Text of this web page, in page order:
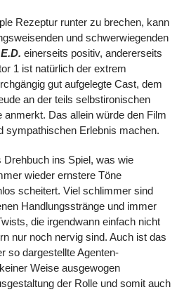
Rezeptur runter zu brechen, kann
und schwerwiegenden
einerseits positiv, andererseits
1 ist natürlich der extrem
gut aufgelegte Cast, dem
an der teils selbstironischen
anmerkt. Das allein würde den Film
sympathischen Erlebnis machen.
ins Spiel, was wie
wieder ernstere Töne
scheitert. Viel schlimmer sind
Handlungsstränge und immer
die irgendwann einfach nicht
nur noch nervig sind. Auch ist das
so dargestellte Agenten-
Weise ausgewogen
der Rolle und somit auch